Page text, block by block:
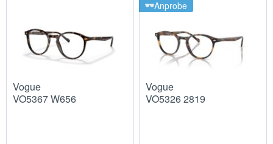
Vogue
VO5367 W656
Anprobe
Vogue
VO5326 2819